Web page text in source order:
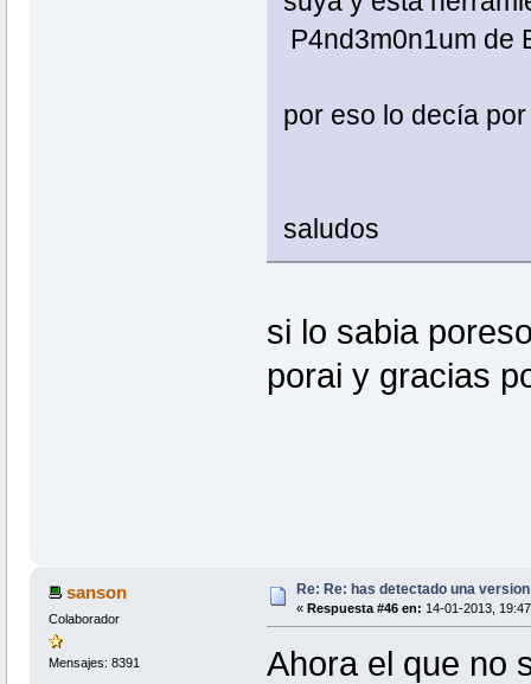
P4nd3m0n1um de
por eso lo decía
saludos
si lo sabia
porai y gracias
sanson
Colaborador
Mensajes: 8391
Re: Re: has detectado una
« Respuesta #46 en: 14-01-2013,
Ahora el que no